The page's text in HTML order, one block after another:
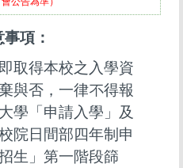
項：
取得本校之入學資
與否，一律不得報
學「申請入學」及
院日間部四年制申
生」第一階段篩